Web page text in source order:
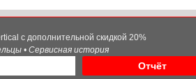
с дополнительной скидкой 20%
• Сервисная история
Отчёт